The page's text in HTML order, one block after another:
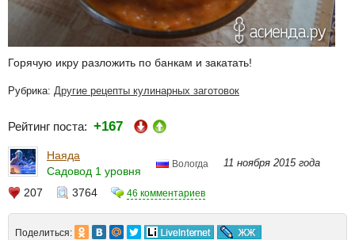
Горячую икру разложить по банкам и закатать!
Рубрика: Другие рецепты кулинарных заготовок
Рейтинг поста: +167
Наяда
Садовод 1 уровня
Вологда 11 ноября 2015 года
207 3764 46 комментариев
Поделиться: